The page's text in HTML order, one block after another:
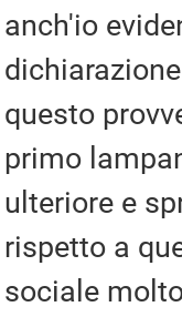
anch'io
questo
primo
ulteriore e
rispetto a
sociale